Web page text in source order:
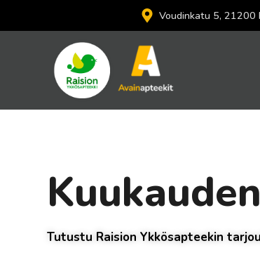
sisältöön
Voudinkatu 5, 21200
Tutustu Raision Ykkösapteekin